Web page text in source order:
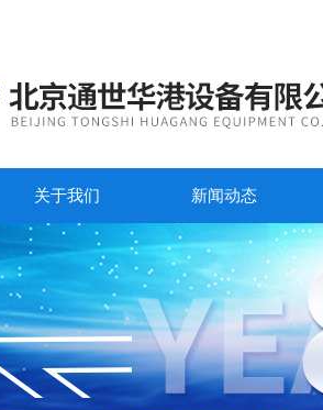
关于我们 新闻动态